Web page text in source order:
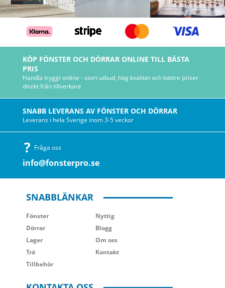
KÖP FÖNSTER OCH DÖRRAR ONLINE TILL BÄSTA
PRIS
Handla tryggt online - stort utbud, hög kvalitet och bättre priser
direkt från tillverkare
SNABB LEVERANS AV FÖNSTER OCH DÖRRAR
Leverans i hela Sverige inom 3-5 veckor
Fråga oss
info@fonsterpro.se
SNABBLÄNKAR
Fönster
Dörrar
Lager
Trä
Tillbehör
Nyttig
Blogg
Om oss
Kontakt